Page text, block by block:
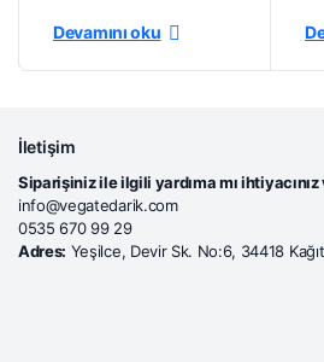
Devamını oku
İletişim
Siparişiniz ile ilgili yardıma mı ihtiyacınız
info@vegatedarik.com
0535 670 99 29
Adres: Yeşilce, Devir Sk. No:6, 34418